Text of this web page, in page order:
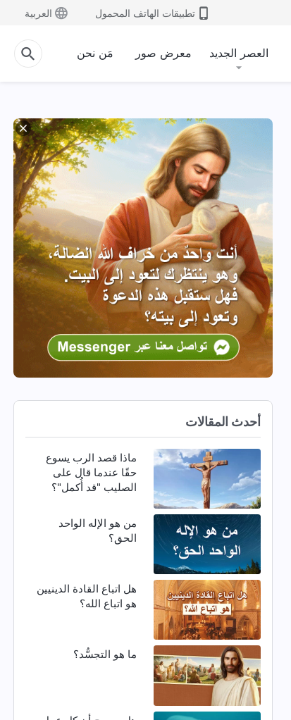
تطبيقات الهاتف المحمول العربية
العصر الجديد معرض صور مَن نحن
أحدث المقالات
ماذا قصد الرب يسوع
حقًا عندما قال على
الصليب "قد أُكمل"؟
من هو الإله الواحد
الحق؟
هل اتباع القادة الدينيين
هو اتباع الله؟
ما هو التجسُّد؟